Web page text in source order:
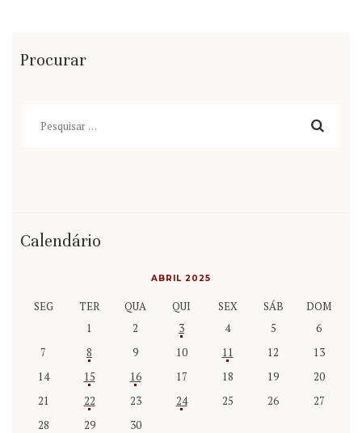
Procurar
Calendário
ABRIL 2025
SEG TER QUA QUI SEX SÁB
DOM
1
2 3 4 5
6
7
8 9 10 11 12
13
14
15 16 17 18 19
20
21
22 23 24 25 26
27
28
29
30